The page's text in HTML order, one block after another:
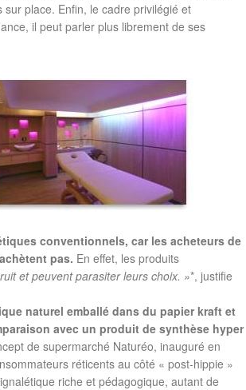
place. Enfin, le cadre privilégié et
il peut parler plus librement de ses
conventionnels, car les acheteurs de
pas. En effet, les produits
et peuvent parasiter leurs choix. »*, justifie
naturel emballé dans du papier kraft et
avec un produit de synthèse hyper
de supermarché Naturéo, inauguré en
réticents au côté « post-hippie »
riche et pédagogique, autant de